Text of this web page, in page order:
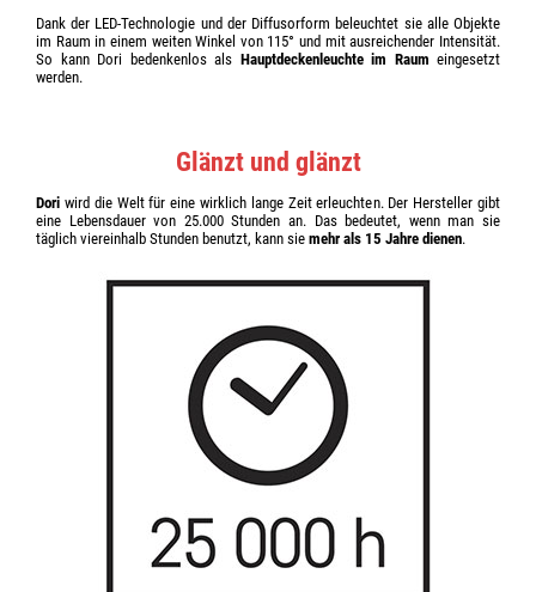
Dank der LED-Technologie und der Diffusorform beleuchtet sie alle Objekte
im Raum in einem weiten Winkel von 115° und mit ausreichender Intensität.
So kann Dori bedenkenlos als Hauptdeckenleuchte im Raum eingesetzt
werden.
Glänzt und glänzt
Dori wird die Welt für eine wirklich lange Zeit erleuchten. Der Hersteller gibt
eine Lebensdauer von 25.000 Stunden an. Das bedeutet, wenn man sie
täglich viereinhalb Stunden benutzt, kann sie mehr als 15 Jahre dienen.